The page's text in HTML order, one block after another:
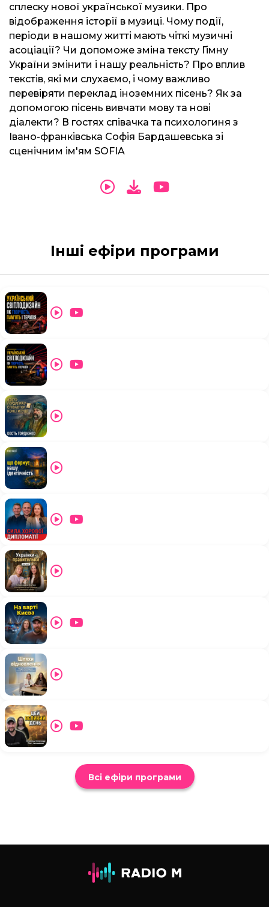
сплеску нової української музики. Про
відображення історії в музиці. Чому події,
періоди в нашому житті мають чіткі музичні
асоціації? Чи допоможе зміна тексту Гімну
України змінити і нашу реальність? Про вплив
текстів, які ми слухаємо, і чому важливо
перевіряти переклад іноземних пісень? Як за
допомогою пісень вивчати мову та нові
діалекти? В гостях співачка та психологиня з
Івано-франківська Софія Бардашевська зі
сценічним ім'ям SOFIA
Інші ефіри програми
Всі ефіри програми